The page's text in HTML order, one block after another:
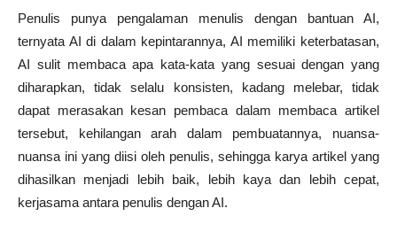
Penulis punya pengalaman menulis dengan bantuan AI,
ternyata AI di dalam kepintarannya, AI memiliki keterbatasan,
AI sulit membaca apa kata-kata yang sesuai dengan yang
diharapkan, tidak selalu konsisten, kadang melebar, tidak
dapat merasakan kesan pembaca dalam membaca artikel
tersebut, kehilangan arah dalam pembuatannya, nuansa-
nuansa ini yang diisi oleh penulis, sehingga karya artikel yang
dihasilkan menjadi lebih baik, lebih kaya dan lebih cepat,
kerjasama antara penulis dengan AI.